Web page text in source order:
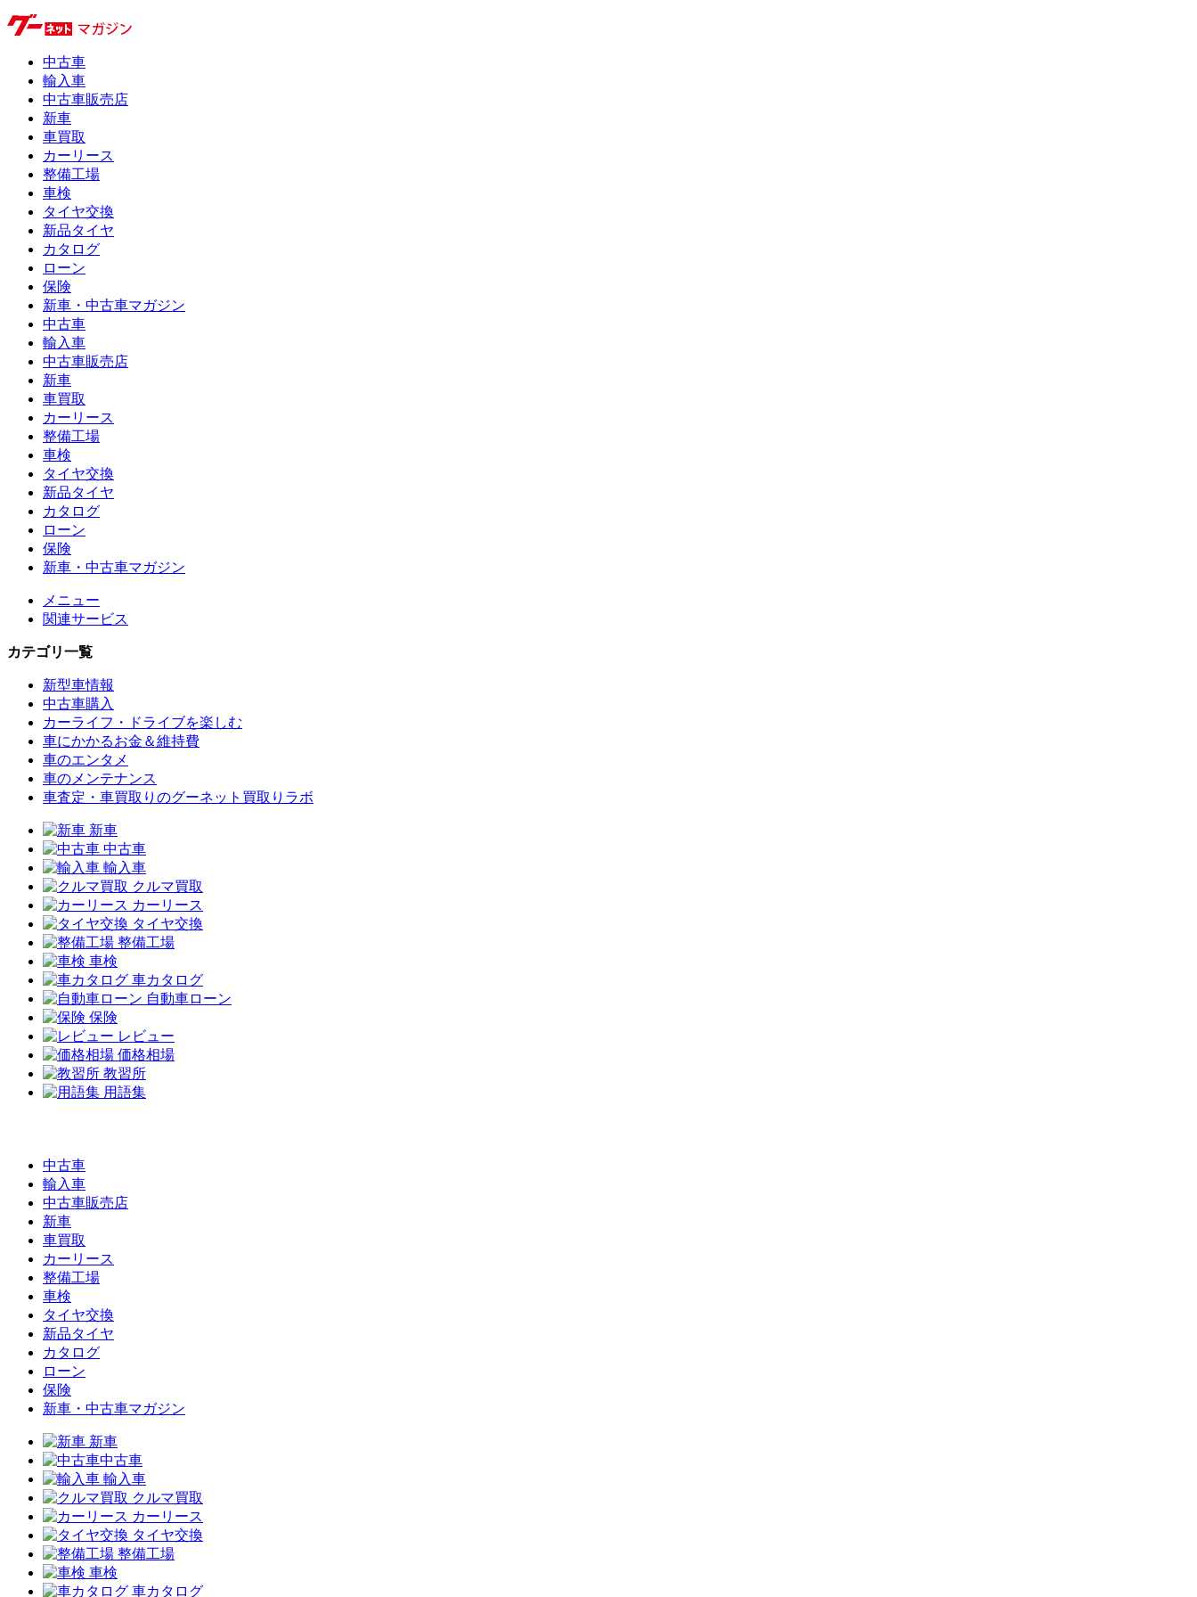
中古車
輸入車
中古車販売店
新車
車買取
カーリース
整備工場
車検
タイヤ交換
新品タイヤ
カタログ
ローン
保険
新車・中古車マガジン
中古車
輸入車
中古車販売店
新車
車買取
カーリース
整備工場
車検
タイヤ交換
新品タイヤ
カタログ
ローン
保険
新車・中古車マガジン
メニュー
関連サービス
カテゴリ一覧
新型車情報
中古車購入
カーライフ・ドライブを楽しむ
車にかかるお金＆維持費
車のエンタメ
車のメンテナンス
車査定・車買取りのグーネット買取りラボ
新車
中古車
輸入車
クルマ買取
カーリース
タイヤ交換
整備工場
車検
車カタログ
自動車ローン
保険
レビュー
価格相場
教習所
用語集
中古車
輸入車
中古車販売店
新車
車買取
カーリース
整備工場
車検
タイヤ交換
新品タイヤ
カタログ
ローン
保険
新車・中古車マガジン
新車
中古車
輸入車
クルマ買取
カーリース
タイヤ交換
整備工場
車検
車カタログ